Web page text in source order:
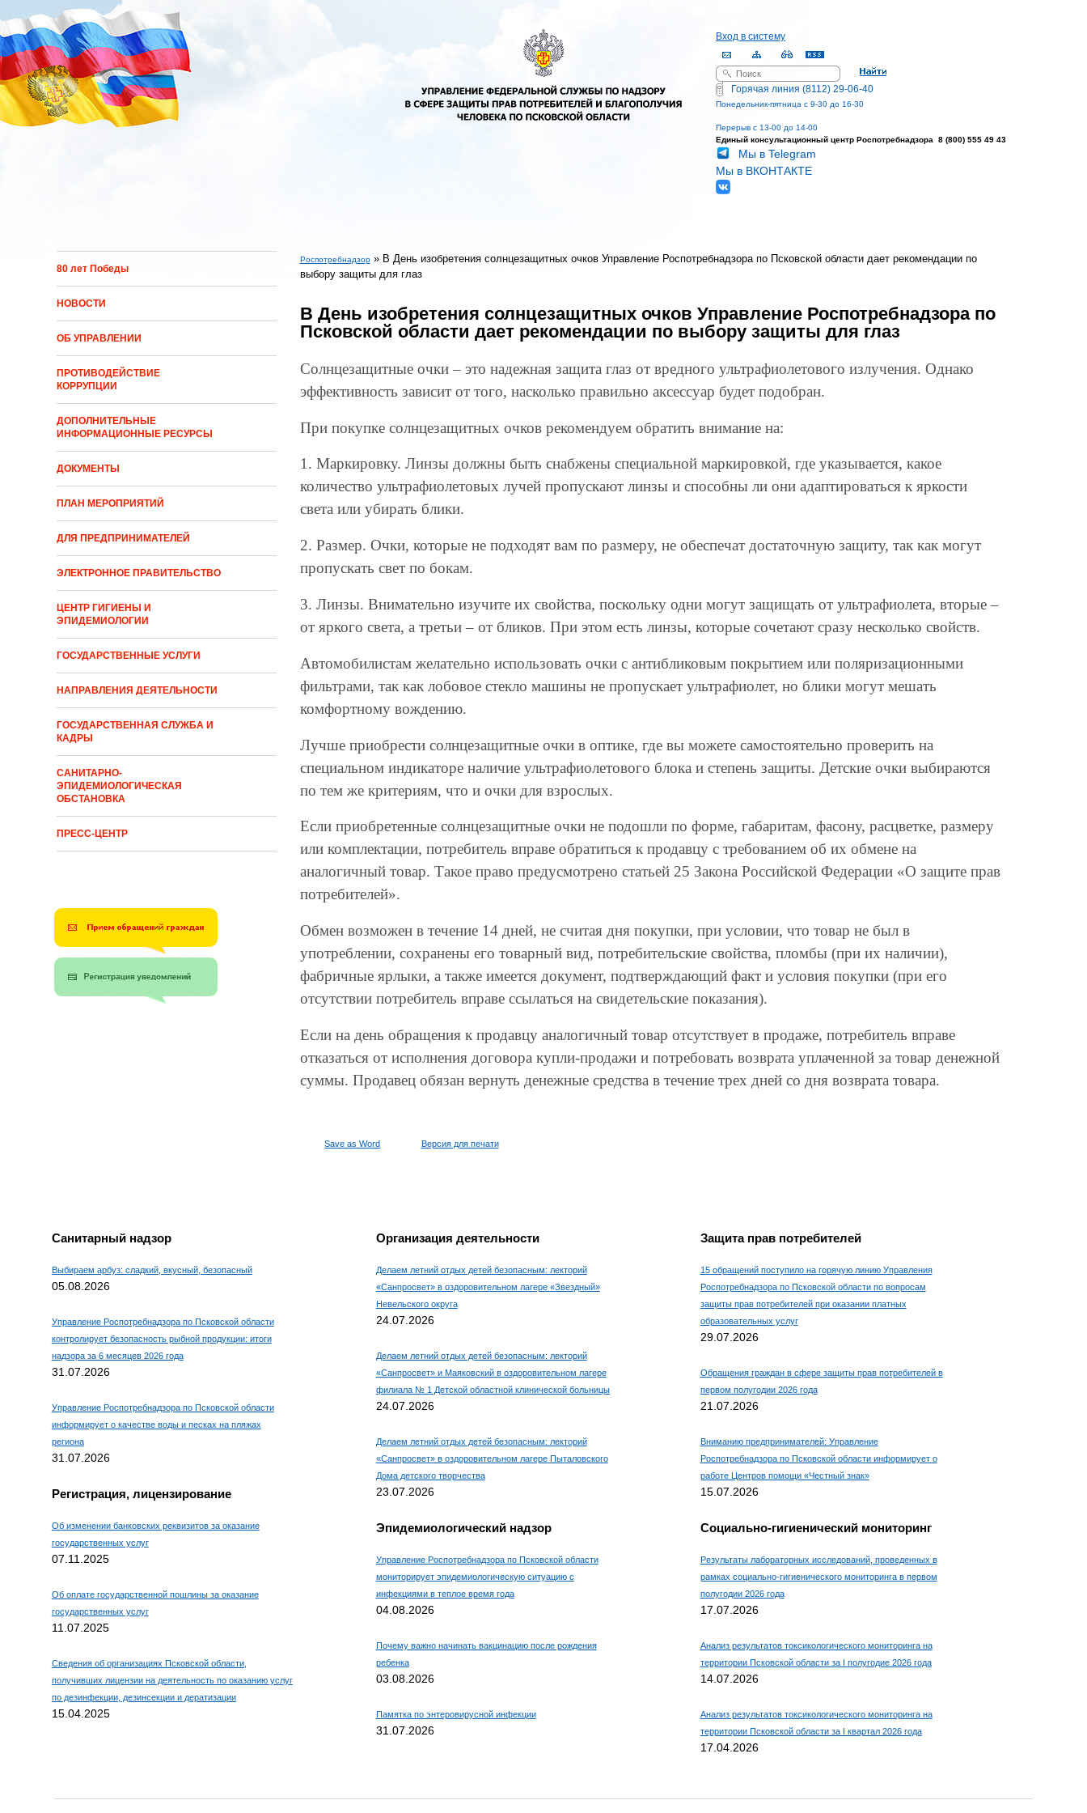
Перейти к основному содержанию
Вход в систему
Форма поиска
Поиск
Горячая линия (8112) 29-06-40
Понедельник-пятница с 9-30 до 16-30
Перерыв с 13-00 до 14-00
Единый консультационный центр Роспотребнадзора 8 (800) 555 49 43
Мы в Telegram
Мы в ВКОНТАКТЕ
80 лет Победы
НОВОСТИ
ОБ УПРАВЛЕНИИ
ПРОТИВОДЕЙСТВИЕ
КОРРУПЦИИ
ДОПОЛНИТЕЛЬНЫЕ
ИНФОРМАЦИОННЫЕ РЕСУРСЫ
ДОКУМЕНТЫ
ПЛАН МЕРОПРИЯТИЙ
ДЛЯ ПРЕДПРИНИМАТЕЛЕЙ
ЭЛЕКТРОННОЕ ПРАВИТЕЛЬСТВО
ЦЕНТР ГИГИЕНЫ И
ЭПИДЕМИОЛОГИИ
ГОСУДАРСТВЕННЫЕ УСЛУГИ
НАПРАВЛЕНИЯ ДЕЯТЕЛЬНОСТИ
ГОСУДАРСТВЕННАЯ СЛУЖБА И
КАДРЫ
САНИТАРНО-
ЭПИДЕМИОЛОГИЧЕСКАЯ
ОБСТАНОВКА
ПРЕСС-ЦЕНТР
Вы здесь
Роспотребнадзор » В День изобретения солнцезащитных очков Управление Роспотребнадзора по Псковской области дает рекомендации по
выбору защиты для глаз
В День изобретения солнцезащитных очков Управление Роспотребнадзора по
Псковской области дает рекомендации по выбору защиты для глаз
Солнцезащитные очки – это надежная защита глаз от вредного ультрафиолетового излучения. Однако
эффективность зависит от того, насколько правильно аксессуар будет подобран.
При покупке солнцезащитных очков рекомендуем обратить внимание на:
1. Маркировку. Линзы должны быть снабжены специальной маркировкой, где указывается, какое
количество ультрафиолетовых лучей пропускают линзы и способны ли они адаптироваться к яркости
света или убирать блики.
2. Размер. Очки, которые не подходят вам по размеру, не обеспечат достаточную защиту, так как могут
пропускать свет по бокам.
3. Линзы. Внимательно изучите их свойства, поскольку одни могут защищать от ультрафиолета, вторые –
от яркого света, а третьи – от бликов. При этом есть линзы, которые сочетают сразу несколько свойств.
Автомобилистам желательно использовать очки с антибликовым покрытием или поляризационными
фильтрами, так как лобовое стекло машины не пропускает ультрафиолет, но блики могут мешать
комфортному вождению.
Лучше приобрести солнцезащитные очки в оптике, где вы можете самостоятельно проверить на
специальном индикаторе наличие ультрафиолетового блока и степень защиты. Детские очки выбираются
по тем же критериям, что и очки для взрослых.
Если приобретенные солнцезащитные очки не подошли по форме, габаритам, фасону, расцветке, размеру
или комплектации, потребитель вправе обратиться к продавцу с требованием об их обмене на
аналогичный товар. Такое право предусмотрено статьей 25 Закона Российской Федерации «О защите прав
потребителей».
Обмен возможен в течение 14 дней, не считая дня покупки, при условии, что товар не был в
употреблении, сохранены его товарный вид, потребительские свойства, пломбы (при их наличии),
фабричные ярлыки, а также имеется документ, подтверждающий факт и условия покупки (при его
отсутствии потребитель вправе ссылаться на свидетельские показания).
Если на день обращения к продавцу аналогичный товар отсутствует в продаже, потребитель вправе
отказаться от исполнения договора купли-продажи и потребовать возврата уплаченной за товар денежной
суммы. Продавец обязан вернуть денежные средства в течение трех дней со дня возврата товара.
Save as Word Версия для печати
Санитарный надзор
Выбираем арбуз: сладкий, вкусный, безопасный
05.08.2026
Управление Роспотребнадзора по Псковской области
контролирует безопасность рыбной продукции: итоги
надзора за 6 месяцев 2026 года
31.07.2026
Управление Роспотребнадзора по Псковской области
информирует о качестве воды и песках на пляжах
региона
31.07.2026
Регистрация, лицензирование
Об изменении банковских реквизитов за оказание
государственных услуг
07.11.2025
Об оплате государственной пошлины за оказание
государственных услуг
11.07.2025
Сведения об организациях Псковской области,
получивших лицензии на деятельность по оказанию услуг
по дезинфекции, дезинсекции и дератизации
15.04.2025
Организация деятельности
Делаем летний отдых детей безопасным: лекторий
«Санпросвет» в оздоровительном лагере «Звездный»
Невельского округа
24.07.2026
Делаем летний отдых детей безопасным: лекторий
«Санпросвет» и Маяковский в оздоровительном лагере
филиала № 1 Детской областной клинической больницы
24.07.2026
Делаем летний отдых детей безопасным: лекторий
«Санпросвет» в оздоровительном лагере Пыталовского
Дома детского творчества
23.07.2026
Эпидемиологический надзор
Управление Роспотребнадзора по Псковской области
мониторирует эпидемиологическую ситуацию с
инфекциями в теплое время года
04.08.2026
Почему важно начинать вакцинацию после рождения
ребенка
03.08.2026
Памятка по энтеровирусной инфекции
31.07.2026
Защита прав потребителей
15 обращений поступило на горячую линию Управления
Роспотребнадзора по Псковской области по вопросам
защиты прав потребителей при оказании платных
образовательных услуг
29.07.2026
Обращения граждан в сфере защиты прав потребителей в
первом полугодии 2026 года
21.07.2026
Вниманию предпринимателей: Управление
Роспотребнадзора по Псковской области информирует о
работе Центров помощи «Честный знак»
15.07.2026
Социально-гигиенический мониторинг
Результаты лабораторных исследований, проведенных в
рамках социально-гигиенического мониторинга в первом
полугодии 2026 года
17.07.2026
Анализ результатов токсикологического мониторинга на
территории Псковской области за I полугодие 2026 года
14.07.2026
Анализ результатов токсикологического мониторинга на
территории Псковской области за I квартал 2026 года
17.04.2026